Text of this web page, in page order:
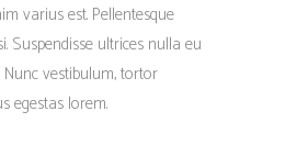
varius est. Pellentesque
Suspendisse ultrices nulla eu
vestibulum, tortor
egestas lorem.